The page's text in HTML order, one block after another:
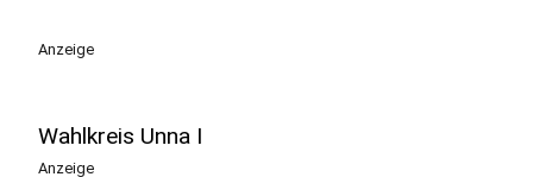
Anzeige
Wahlkreis Unna I
Anzeige